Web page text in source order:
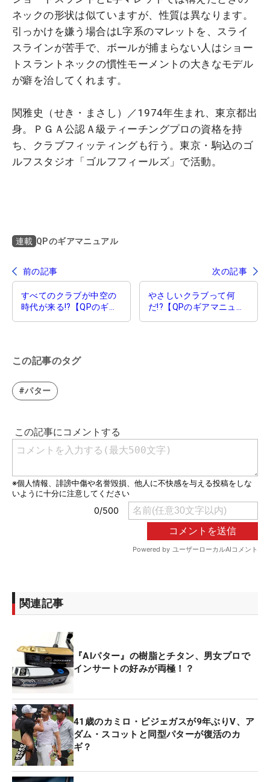
ネックの形状は似ていますが、性質は異なります。
引っかけを嫌う場合はL字系のマレットを、スライ
スラインが苦手で、ボールが捕まらない人はショー
トスラントネックの慣性モーメントの大きなモデル
が癖を治してくれます。
関雅史（せき・まさし）／1974年生まれ、東京都出
身。ＰＧＡ公認Ａ級ティーチングプロの資格を持
ち、クラブフィッティングも行う。東京・駒込のゴ
ルフスタジオ「ゴルフフィールズ」で活動。
連載 QPのギアマニュアル
前の記事 次の記事
すべてのクラブが中空の
時代が来る!?【QPのギア
やさしいクラブって何
だ!?【QPのギアマニュア
この記事のタグ
#パター
関連記事
『AIパター』の樹脂とチタン、男女プロで
インサートの好みが両極！？
41歳のカミロ・ビジェガスが9年ぶりV、ア
ダム・スコットと同型パターが復活のカ
ギ？